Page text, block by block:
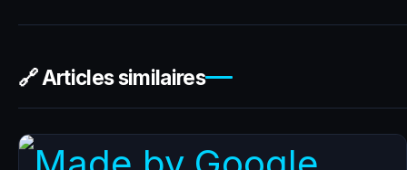
🔗 Articles similaires